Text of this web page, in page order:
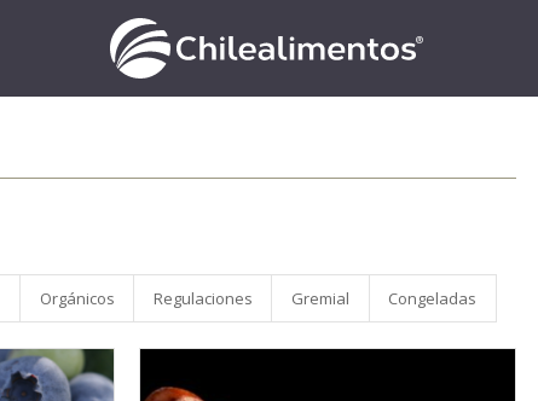
Orgánicos Regulaciones Gremial Congeladas